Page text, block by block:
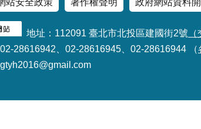
地址：112091 臺北市北投區建國街2號
28616942、02-28616945、02-28616944 （